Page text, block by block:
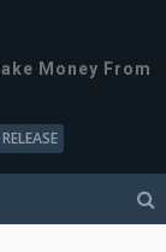
Money From